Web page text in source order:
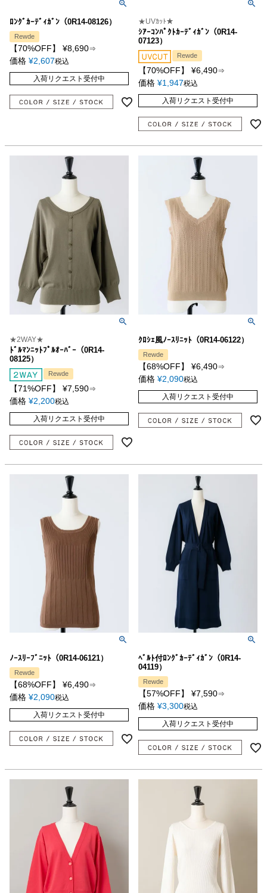
ﾛﾝｸﾞｶｰﾃﾞｨｶﾞﾝ（0R14-08126）
Rewde
【70%OFF】 ¥8,690⇒
価格 ¥2,607税込
入荷リクエスト受付中
★UVｶｯﾄ★
ｼｱｰｺﾝﾊﾟｸﾄｶｰﾃﾞｨｶﾞﾝ（0R14-
07123）
Rewde
【70%OFF】 ¥6,490⇒
価格 ¥1,947税込
入荷リクエスト受付中
★2WAY★
ﾄﾞﾙﾏﾝﾆｯﾄﾌﾟﾙｵｰﾊﾞｰ（0R14-
08125）
Rewde
【71%OFF】 ¥7,590⇒
価格 ¥2,200税込
入荷リクエスト受付中
ｸﾛｼｪ風ﾉｰｽﾘﾆｯﾄ（0R14-06122）
Rewde
【68%OFF】 ¥6,490⇒
価格 ¥2,090税込
入荷リクエスト受付中
ﾉｰｽﾘｰﾌﾞﾆｯﾄ（0R14-06121）
Rewde
【68%OFF】 ¥6,490⇒
価格 ¥2,090税込
入荷リクエスト受付中
ﾍﾞﾙﾄ付ﾛﾝｸﾞｶｰﾃﾞｨｶﾞﾝ（0R14-
04119）
Rewde
【57%OFF】 ¥7,590⇒
価格 ¥3,300税込
入荷リクエスト受付中